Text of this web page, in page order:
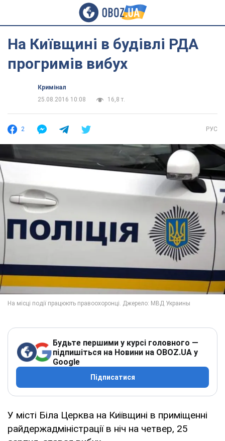
На Київщині в будівлі РДА
прогримів вибух
Кримінал
25.08.2016 10:08
16,8 т.
2 РУС
Будьте першими у курсі головного —
підпишіться на Новини на OBOZ.UA у
Google
Підписатися
У місті Біла Церква на Київщині в приміщенні
райдержадміністрації в ніч на четвер, 25